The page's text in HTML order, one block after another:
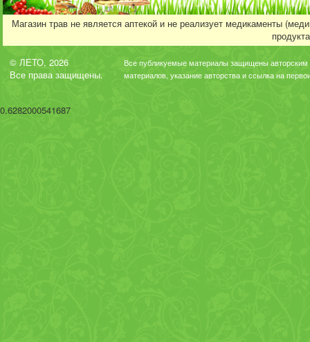
Магазин трав не является аптекой и не реализует медикаменты
© ЛЕТО, 2026
Все права защищены.
Все публикуемые материалы защищены авторским
материалов, указание авторства и ссылка на
0.6282000541687